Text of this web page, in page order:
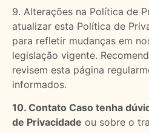
9. Alterações na Política de
atualizar esta Política de
para refletir mudanças em
legislação vigente.
revisem esta página
informados.
10. Contato Caso tenha
de Privacidade ou sobre o